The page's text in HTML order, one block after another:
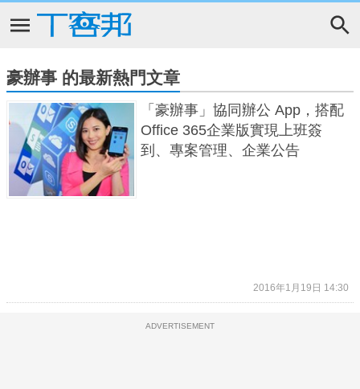
豪辦事 的最新熱門文章
「豪辦事」協同辦公 App，搭配
Office 365企業版實現上班簽
到、專案管理、企業公告
2016年1月19日 14:30
ADVERTISEMENT